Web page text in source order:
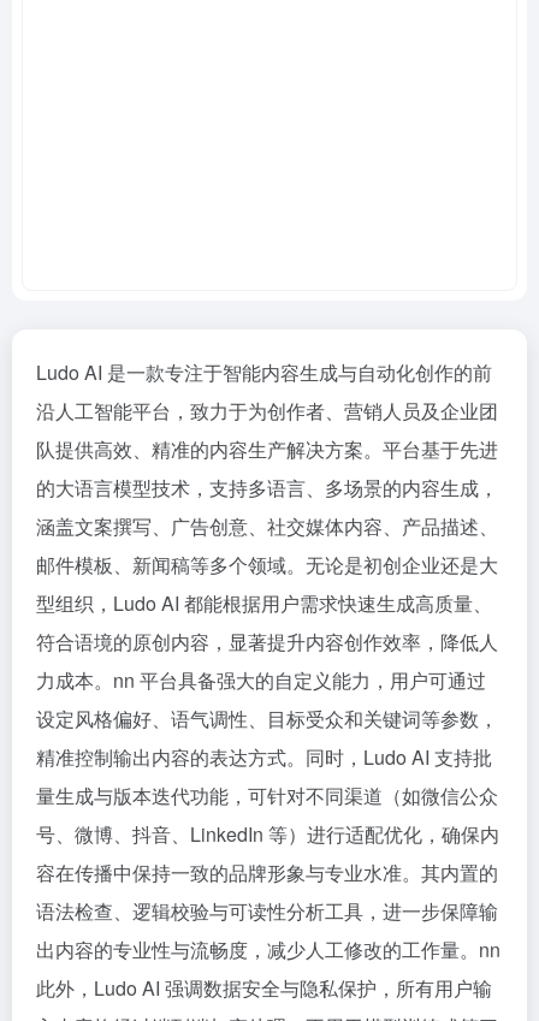
Ludo AI 是一款专注于智能内容生成与自动化创作的前
沿人工智能平台，致力于为创作者、营销人员及企业团
队提供高效、精准的内容生产解决方案。平台基于先进
的大语言模型技术，支持多语言、多场景的内容生成，
涵盖文案撰写、广告创意、社交媒体内容、产品描述、
邮件模板、新闻稿等多个领域。无论是初创企业还是大
型组织，Ludo AI 都能根据用户需求快速生成高质量、
符合语境的原创内容，显著提升内容创作效率，降低人
力成本。nn 平台具备强大的自定义能力，用户可通过
设定风格偏好、语气调性、目标受众和关键词等参数，
精准控制输出内容的表达方式。同时，Ludo AI 支持批
量生成与版本迭代功能，可针对不同渠道（如微信公众
号、微博、抖音、LinkedIn 等）进行适配优化，确保内
容在传播中保持一致的品牌形象与专业水准。其内置的
语法检查、逻辑校验与可读性分析工具，进一步保障输
出内容的专业性与流畅度，减少人工修改的工作量。nn
此外，Ludo AI 强调数据安全与隐私保护，所有用户输